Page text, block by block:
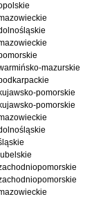
mazurskie
pomorskie
pomorskie
lubelskie